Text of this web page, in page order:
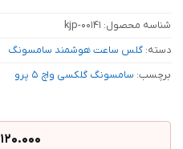
شناسه محصول: kjp-00141
دسته: گلس ساعت هوشمند سامسونگ
برچسب: سامسونگ گلکسی واچ 5 پرو
120.000